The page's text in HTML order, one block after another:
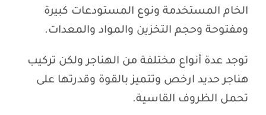
الخام المستخدمة ونوع المستودعات كبيرة
ومفتوحة وحجم التخزين والمواد والمعدات.
توجد عدة أنواع مختلفة من الهناجر ولكن تركيب
هناجر حديد ارخص وتتميز بالقوة وقدرتها على
تحمل الظروف القاسية.